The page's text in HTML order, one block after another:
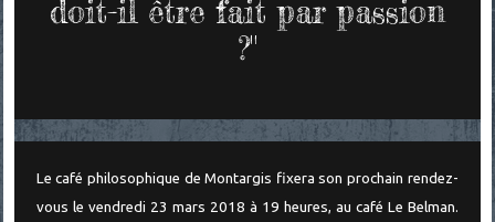
doit-il être fait par passion
?"
Le café philosophique de Montargis fixera son prochain rendez-
vous le vendredi 23 mars 2018 à 19 heures, au café Le Belman.